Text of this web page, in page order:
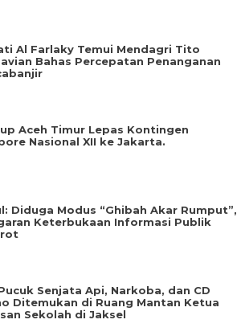
Al Farlaky Temui Mendagri Tito
Bahas Percepatan Penanganan
Aceh Timur Lepas Kontingen
Nasional XII ke Jakarta.
Diduga Modus “Ghibah Akar Rumput”,
Keterbukaan Informasi Publik
Senjata Api, Narkoba, dan CD
Ditemukan di Ruang Mantan Ketua
Sekolah di Jaksel